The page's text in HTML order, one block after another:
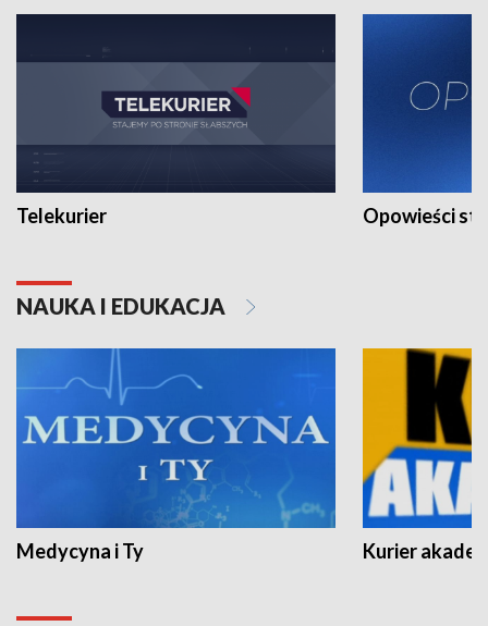
Telekurier Opowieści
NAUKA I EDUKACJA
Medycyna i Ty Kurier